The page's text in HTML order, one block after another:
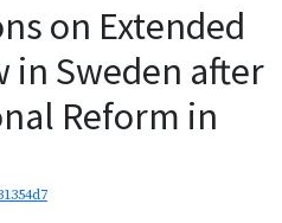
on Extended
in Sweden after
Reform in